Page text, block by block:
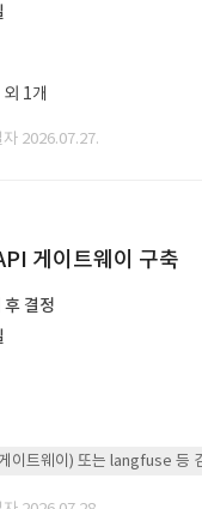
1개
2026.07.27.
게이트웨이 구축
후 결정
이트웨이) 또는 langfuse 등